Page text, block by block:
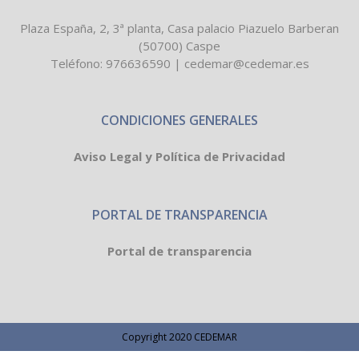
Plaza España, 2, 3ª planta, Casa palacio Piazuelo Barberan
(50700) Caspe
Teléfono: 976636590 | cedemar@cedemar.es
CONDICIONES GENERALES
Aviso Legal y Política de Privacidad
PORTAL DE TRANSPARENCIA
Portal de transparencia
Copyright 2020 CEDEMAR